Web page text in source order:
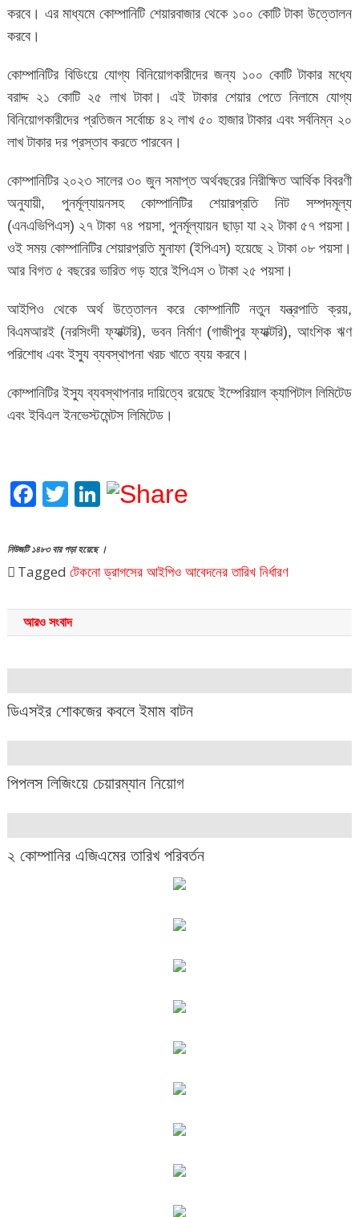
করবে। এর মাধ্যমে কোম্পানিটি শেয়ারবাজার থেকে ১০০ কোটি টাকা উত্তোলন
করবে।
কোম্পানিটির বিডিংয়ে যোগ্য বিনিয়োগকারীদের জন্য ১০০ কোটি টাকার মধ্যে
বরাদ্দ ২১ কোটি ২৫ লাখ টাকা। এই টাকার শেয়ার পেতে নিলামে যোগ্য
বিনিয়োগকারীদের প্রতিজন সর্বোচ্চ ৪২ লাখ ৫০ হাজার টাকার এবং সর্বনিম্ন ২০
লাখ টাকার দর প্রস্তাব করতে পারবেন।
কোম্পানিটির ২০২৩ সালের ৩০ জুন সমাপ্ত অর্থবছরের নিরীক্ষিত আর্থিক বিবরণী
অনুযায়ী, পুনর্মূল্যায়নসহ কোম্পানিটির শেয়ারপ্রতি নিট সম্পদমূল্য
(এনএভিপিএস) ২৭ টাকা ৭৪ পয়সা, পুনর্মূল্যায়ন ছাড়া যা ২২ টাকা ৫৭ পয়সা।
ওই সময় কোম্পানিটির শেয়ারপ্রতি মুনাফা (ইপিএস) হয়েছে ২ টাকা ০৮ পয়সা।
আর বিগত ৫ বছরের ভারিত গড় হারে ইপিএস ৩ টাকা ২৫ পয়সা।
আইপিও থেকে অর্থ উত্তোলন করে কোম্পানিটি নতুন যন্ত্রপাতি ক্রয়,
বিএমআরই (নরসিংদী ফ্যাক্টরি), ভবন নির্মাণ (গাজীপুর ফ্যাক্টরি), আংশিক ঋণ
পরিশোধ এবং ইস্যু ব্যবস্থাপনা খরচ খাতে ব্যয় করবে।
কোম্পানিটির ইস্যু ব্যবস্থাপনার দায়িত্বে রয়েছে ইম্পেরিয়াল ক্যাপিটাল লিমিটেড
এবং ইবিএল ইনভেস্টমেন্টস লিমিটেড।
Facebook
Twitter
LinkedIn
নিউজটি ১৪৮৩ বার পড়া হয়েছে ।
Tagged টেকনো ড্রাগসের আইপিও আবেদনের তারিখ নির্ধারণ
আরও সংবাদ
ডিএসইর শোকজের কবলে ইমাম বাটন
পিপলস লিজিংয়ে চেয়ারম্যান নিয়োগ
২ কোম্পানির এজিএমের তারিখ পরিবর্তন